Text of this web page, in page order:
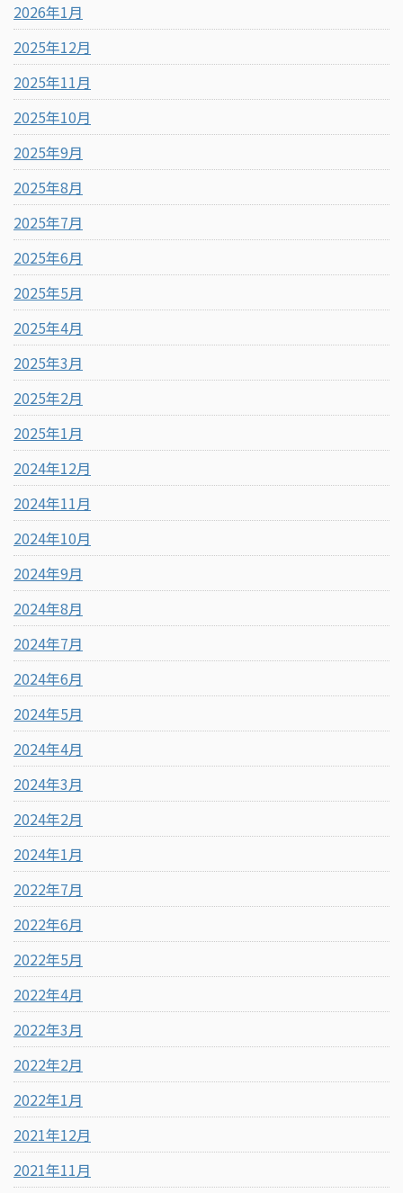
2026年1月
2025年12月
2025年11月
2025年10月
2025年9月
2025年8月
2025年7月
2025年6月
2025年5月
2025年4月
2025年3月
2025年2月
2025年1月
2024年12月
2024年11月
2024年10月
2024年9月
2024年8月
2024年7月
2024年6月
2024年5月
2024年4月
2024年3月
2024年2月
2024年1月
2022年7月
2022年6月
2022年5月
2022年4月
2022年3月
2022年2月
2022年1月
2021年12月
2021年11月